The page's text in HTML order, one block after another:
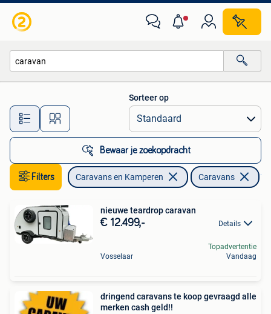
Alle afstanden…
Sorteer op
Bewaar je zoekopdracht
Filters Caravans en Kamperen Caravans
nieuwe teardrop caravan
€ 12.499,- Details
Vosselaar
Topadvertentie
Vandaag
dringend caravans te koop gevraagd alle
merken cash geld!!